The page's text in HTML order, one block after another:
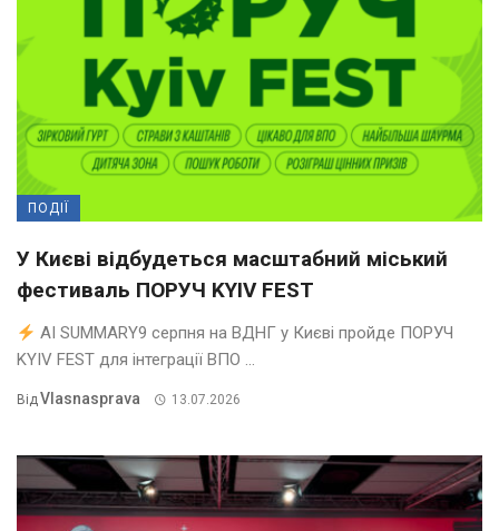
ПОДІЇ
У Києві відбудеться масштабний міський
фестиваль ПОРУЧ KYIV FEST
AI SUMMARY9 серпня на ВДНГ у Києві пройде ПОРУЧ
KYIV FEST для інтеграції ВПО ...
ВідVlasnasprava 13.07.2026